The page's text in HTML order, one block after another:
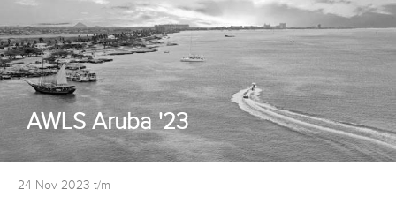
AWLS Aruba '23
24 Nov 2023 t/m